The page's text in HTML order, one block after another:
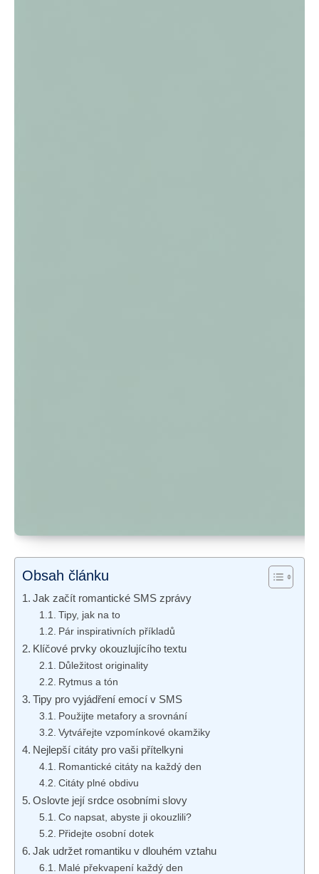
Obsah článku
Jak začít romantické SMS zprávy
Tipy, jak na to
Pár inspirativních příkladů
Klíčové prvky okouzlujícího textu
Důležitost originality
Rytmus a tón
Tipy pro vyjádření emocí v SMS
Použijte metafory a srovnání
Vytvářejte vzpomínkové okamžiky
Nejlepší citáty pro vaši přítelkyni
Romantické citáty na každý den
Citáty plné obdivu
Oslovte její srdce osobními slovy
Co napsat, abyste ji okouzlili?
Přidejte osobní dotek
Jak udržet romantiku v dlouhém vztahu
Malé překvapení každý den